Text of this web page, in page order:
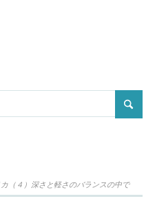
（４）深さと軽さのバランスの中で